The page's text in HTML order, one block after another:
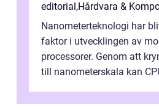
editorial,Hårdvara &
Nanometerteknologi har
faktor i utvecklingen av
processorer. Genom att
till nanometerskala kan